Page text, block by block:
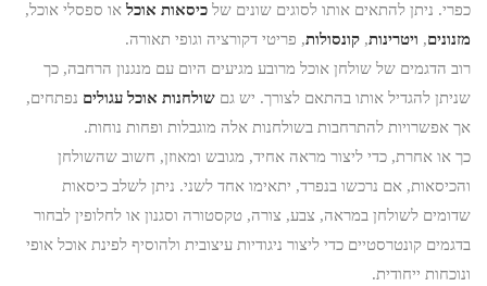
כפרי. ניתן להתאים אותו לסוגים שונים של כיסאות אוכל או ספסלי אוכל,
מזנונים, ויטרינות, קונסולות, פריטי דקורציה וגופי תאורה.
רוב הדגמים של שולחן אוכל מרובע מגיעים היום עם מנגנון הרחבה, כך
שניתן להגדיל אותו בהתאם לצורך. יש גם שולחנות אוכל עגולים נפתחים,
אך אפשרויות להתרחבות בשולחנות אלה מוגבלות ופחות נוחות.
כך או אחרת, כדי ליצור מראה אחיד, מגובש ומאוזן, חשוב שהשולחן
והכיסאות, אם נרכשו בנפרד, יתאימו אחד לשני. ניתן לשלב כיסאות
שדומים לשולחן במראה, צבע, צורה, טקסטורה וסגנון או לחלופין לבחור
בדגמים קונטרסטיים כדי ליצור ניגודיות עיצובית ולהוסיף לפינת אוכל אופי
ונוכחות ייחודית.